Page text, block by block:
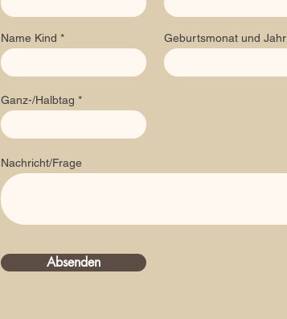
Name Kind Geburtsmonat und Jahr
Ganz-/Halbtag
Nachricht/Frage
Absenden